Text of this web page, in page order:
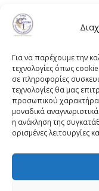
Για να παρέχουμε την
τεχνολογίες όπως
σε πληροφορίες
τεχνολογίες θα μας
προσωπικού
μοναδικά
η ανάκληση της
ορισμένες λειτουργίες